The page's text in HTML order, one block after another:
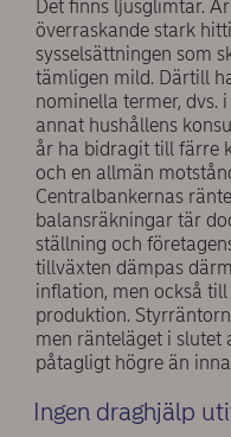
Det finns ljusglimtar.
överraskande stark
sysselsättningen som
tämligen mild. Därtill
nominella termer, dvs.
annat hushållens
år ha bidragit till färre
och en allmän
Centralbankernas
balansräkningar tär
ställning och
tillväxten dämpas
inflation, men också
produktion.
men ränteläget i slutet
påtagligt högre än
Ingen draghjälp